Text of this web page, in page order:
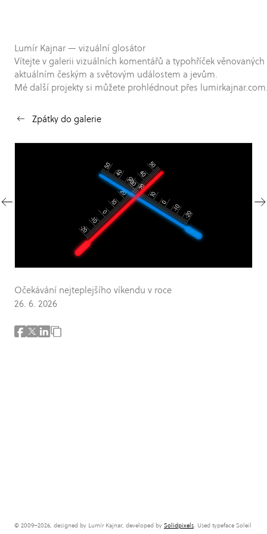
Lumír Kajnar — vizuální glosátor
Vítejte v galerii vizuálních komentářů a typohříček věnovaných
aktuálním českým a světovým událostem a jevům.
Mé další projekty si můžete prohlédnout přes
Zpátky do galerie
Očekávání nejteplejšího víkendu v roce
26. 6. 2026
© 2009–2026, designed by Lumír Kajnar, developed by Solidpixels. Used typeface Soleil